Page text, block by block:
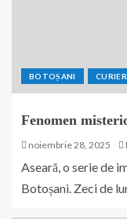
BOTOȘANI
Fenomen
noiembrie 28, 2025
Aseară, o serie de
Botoșani. Zeci de